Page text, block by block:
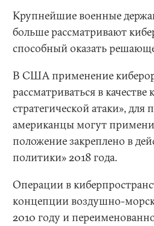
Крупнейшие военные
больше рассматривают
способный оказать
В США применение
рассматриваться в
стратегической атаки»,
американцы могут
положение закреплено в
политики» 2018 года.
Операции в
концепции воздушно-
2010 году и